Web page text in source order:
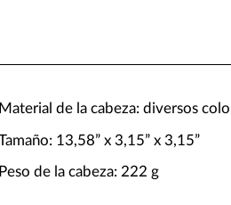
Material de la cabeza: diversos
13,58” x 3,15” x 3,15”
Peso de la cabeza: 222 g